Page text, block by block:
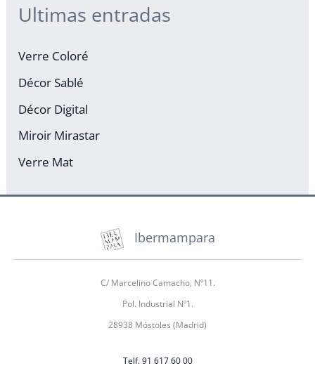
Ultimas entradas
Verre Coloré
Décor Sablé
Décor Digital
Miroir Mirastar
Verre Mat
Ibermampara
C/ Marcelino Camacho, Nº11.
Pol. Industrial Nº1.
28938 Móstoles (Madrid)
Telf. 91 617 60 00